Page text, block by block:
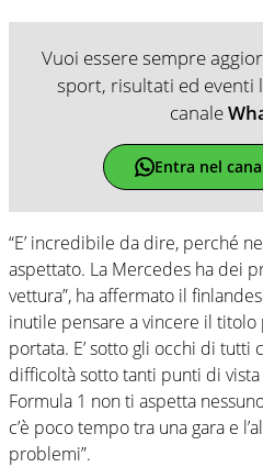
Vuoi essere sempre
sport, risultati ed eventi
canale
Entra nel
“E’ incredibile da dire, perché
aspettato. La Mercedes ha dei
vettura”, ha affermato il
inutile pensare a vincere il
portata. E’ sotto gli occhi di tutti
difficoltà sotto tanti punti di
Formula 1 non ti aspetta
c’è poco tempo tra una gara e
problemi”.